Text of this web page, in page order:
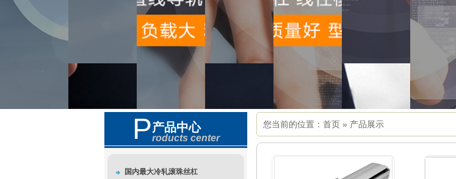
Products center
产品中心
国内最大冷轧滚珠丝杠
您当前的位置： 首页 » 产品展示